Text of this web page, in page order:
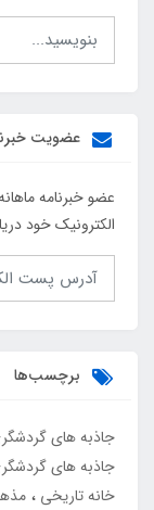
عضویت
عضو خبرنامه
الکترونیک خود
برچسب‌ها
جاذبه های
جاذبه های
خانه تاریخی